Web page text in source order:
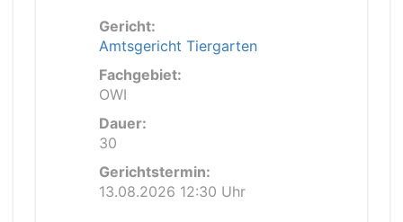
Gericht:
Amtsgericht Tiergarten
Fachgebiet:
OWI
Dauer:
30
Gerichtstermin:
13.08.2026 12:30 Uhr